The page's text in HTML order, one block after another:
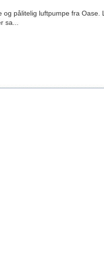
og pålitelig luftpumpe fra Oase.
sa...